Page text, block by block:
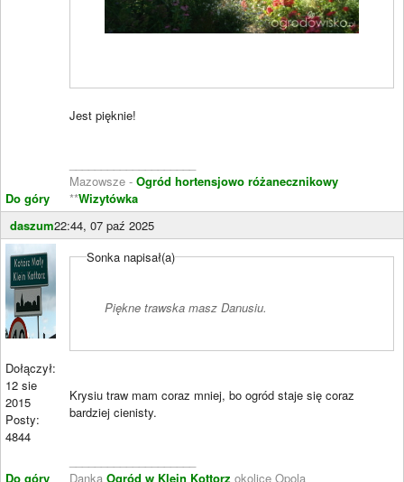
Do góry
Jest pięknie!
Mazowsze - Ogród hortensjowo różanecznikowy
**Wizytówka
daszum22:44, 07 paź 2025
Dołączył:
12 sie
2015
Posty:
4844
Do góry
Sonka napisał(a)
Piękne trawska masz Danusiu.
Krysiu traw mam coraz mniej, bo ogród staje się coraz
bardziej cienisty.
Danka Ogród w Klein Kottorz okolice Opola